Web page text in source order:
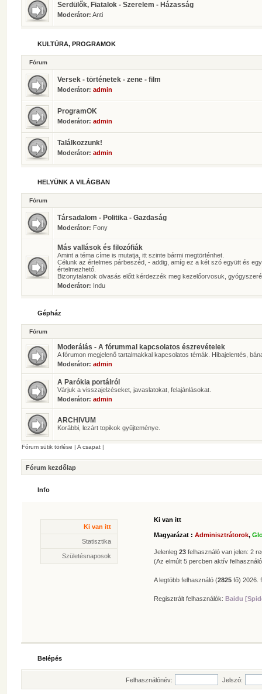
Serdülők, Fiatalok - Szerelem - Házasság
Moderátor: Anti
KULTÚRA, PROGRAMOK
Fórum
Versek - történetek - zene - film
Moderátor: admin
ProgramOK
Moderátor: admin
Találkozzunk!
Moderátor: admin
HELYÜNK A VILÁGBAN
Fórum
Társadalom - Politika - Gazdaság
Moderátor: Fony
Más vallások és filozófiák
Amint a téma címe is mutatja, itt szinte bármi megtörténhet.
Célunk az értelmes párbeszéd, - addig, amíg ez a két szó együtt és
értelmezhető.
Bizonytalanok olvasás előtt kérdezzék meg kezelőorvosuk,
Moderátor: Indu
Gépház
Fórum
Moderálás - A fórummal kapcsolatos észrevételek
A fórumon megjelenő tartalmakkal kapcsolatos témák. Hibajelentés,
Moderátor: admin
A Parókia portálról
Várjuk a visszajelzéseket, javaslatokat, felajánlásokat.
Moderátor: admin
ARCHIVUM
Korábbi, lezárt topikok gyűjteménye.
Fórum sütik törlése | A csapat |
Fórum kezdőlap
Info
Ki van itt
Ki van itt
Magyarázat : Adminisztrátorok,
Jelenleg 23 felhasználó van jelen: 2
(Az elmúlt 5 percben aktív
A legtöbb felhasználó (2825 fő) 2026.
Regisztrált felhasználók: Baidu
Statisztika
Statisztika
* Hozzászólások száma:
62622
* Témák száma:
* Felhasználók száma: 606
* Legújabb regisztrált tagunk:Zolee
Születésnaposok
Belépés
Felhasználónév: Jelszó: